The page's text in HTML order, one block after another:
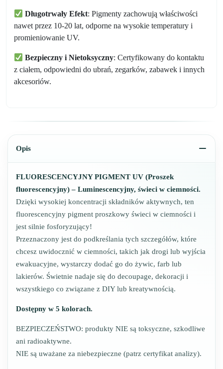
Długotrwały Efekt: Pigmenty zachowują właściwości
nawet przez 10-20 lat, odporne na wysokie temperatury i
promieniowanie UV.
Bezpieczny i Nietoksyczny: Certyfikowany do kontaktu
z ciałem, odpowiedni do ubrań, zegarków, zabawek i innych
akcesoriów.
Opis
FLUORESCENCYJNY PIGMENT UV (Proszek
fluorescencyjny) – Luminescencyjny, świeci w ciemności.
Dzięki wysokiej koncentracji składników aktywnych, ten
fluorescencyjny pigment proszkowy świeci w ciemności i
jest silnie fosforyzujący!
Przeznaczony jest do podkreślania tych szczegółów, które
chcesz uwidocznić w ciemności, takich jak drogi lub wyjścia
ewakuacyjne, wystarczy dodać go do żywic, farb lub
lakierów. Świetnie nadaje się do decoupage, dekoracji i
wszystkiego co związane z DIY lub kreatywnością.
Dostępny w 5 kolorach.
BEZPIECZEŃSTWO: produkty NIE są toksyczne, szkodliwe
ani radioaktywne.
NIE są uważane za niebezpieczne (patrz certyfikat analizy).